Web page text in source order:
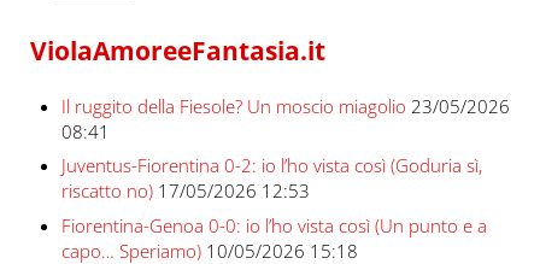
ViolaAmoreeFantasia.it
Il ruggito della Fiesole? Un moscio miagolio 23/05/2026
08:41
Juventus-Fiorentina 0-2: io l’ho vista così (Goduria sì,
riscatto no) 17/05/2026 12:53
Fiorentina-Genoa 0-0: io l’ho vista così (Un punto e a
capo… Speriamo) 10/05/2026 15:18